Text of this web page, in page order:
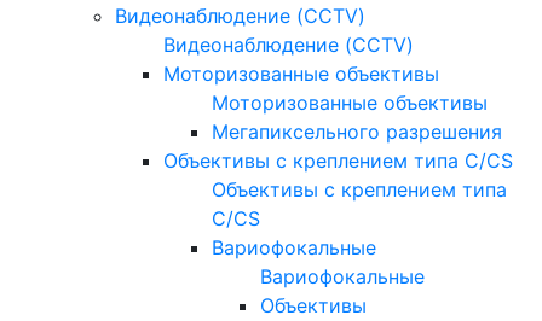
Видеонаблюдение (CCTV)
Видеонаблюдение (CCTV)
Моторизованные объективы
Моторизованные объективы
Мегапиксельного разрешения
Объективы с креплением типа C/CS
Объективы с креплением типа
C/CS
Вариофокальные
Вариофокальные
Объективы